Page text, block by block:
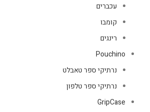
עכברים
קומבו
רינגים
Pouchino
נרתיקי ספר טאבלט
נרתיקי ספר טלפון
GripCase